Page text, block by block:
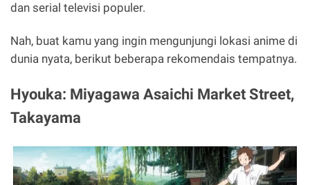
dan serial televisi populer.
Nah, buat kamu yang ingin mengunjungi lokasi anime di
dunia nyata, berikut beberapa rekomendais tempatnya.
Hyouka: Miyagawa Asaichi Market Street,
Takayama